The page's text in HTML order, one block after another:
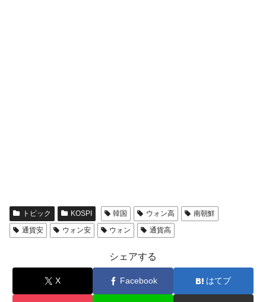
トピック KOSPI 韓国 ウォン高
南朝鮮
通貨安
ウォン安 ウォン 通貨高
シェアする
X Facebook はてブ